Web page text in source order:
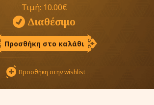
Τιμή: 10.00€
Διαθέσιμο
Προσθήκη στο καλάθι
Προσθήκη στην wishlist